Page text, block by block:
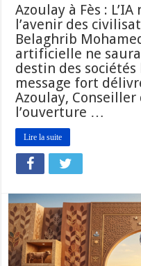
Azoulay à Fès :
l’avenir des
Belaghrib
artificielle ne
destin des sociétés
message fort
Azoulay, Conseiller
l’ouverture …
Lire la suite